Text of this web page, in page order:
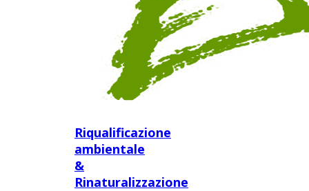
Riqualificazione
ambientale
&
Rinaturalizzazione